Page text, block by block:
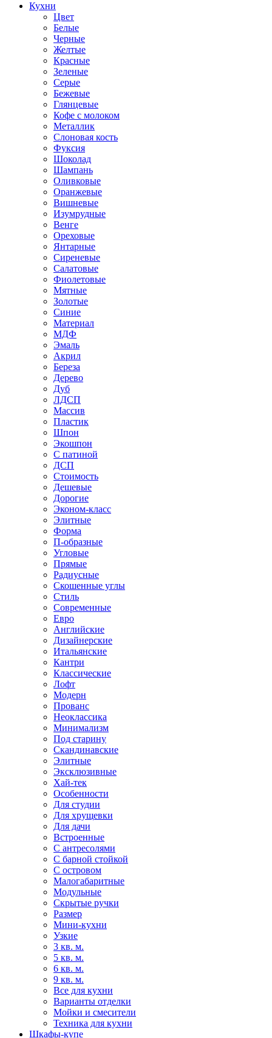
Кухни
Цвет
Белые
Черные
Желтые
Красные
Зеленые
Серые
Бежевые
Глянцевые
Кофе с молоком
Металлик
Слоновая кость
Фуксия
Шоколад
Шампань
Оливковые
Оранжевые
Вишневые
Изумрудные
Венге
Ореховые
Янтарные
Сиреневые
Салатовые
Фиолетовые
Мятные
Золотые
Синие
Материал
МДФ
Эмаль
Акрил
Береза
Дерево
Дуб
ЛДСП
Массив
Пластик
Шпон
Экошпон
С патиной
ДСП
Стоимость
Дешевые
Дорогие
Эконом-класс
Элитные
Форма
П-образные
Угловые
Прямые
Радиусные
Скошенные углы
Стиль
Современные
Евро
Английские
Дизайнерские
Итальянские
Кантри
Классические
Лофт
Модерн
Прованс
Неоклассика
Минимализм
Под старину
Скандинавские
Элитные
Эксклюзивные
Хай-тек
Особенности
Для студии
Для хрущевки
Для дачи
Встроенные
С антресолями
С барной стойкой
С островом
Малогабаритные
Модульные
Скрытые ручки
Размер
Мини-кухни
Узкие
3 кв. м.
5 кв. м.
6 кв. м.
9 кв. м.
Все для кухни
Варианты отделки
Мойки и смесители
Техника для кухни
Шкафы-купе